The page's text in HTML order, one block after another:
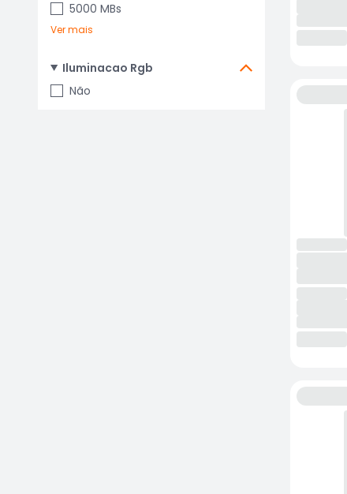
5000 MBs
Ver mais
Iluminacao Rgb
Não